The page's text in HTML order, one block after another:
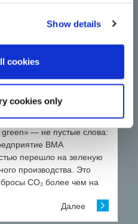
Show details
cookies
cookies only
BMA переходит
— не пустые слова:
BMA
перешло на зеленую
производства. Это
CO₂ более чем на
Далее